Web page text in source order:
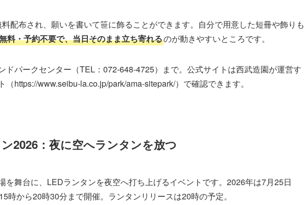
配布され、願いを書いて笹に飾ることができます。自分で用意した短冊や飾りも
料・予約不要で、当日そのまま立ち寄れるのが動きやすいところです。
ドパークセンター（TEL：072-648-4725）まで。公式サイトは西武造園が運営す
（https://www.seibu-la.co.jp/park/ama-sitepark/）で確認できます。
2026：夜に空へランタンを放つ
を舞台に、LEDランタンを夜空へ打ち上げるイベントです。2026年は7月25日
時から20時30分まで開催。ランタンリリースは20時の予定。